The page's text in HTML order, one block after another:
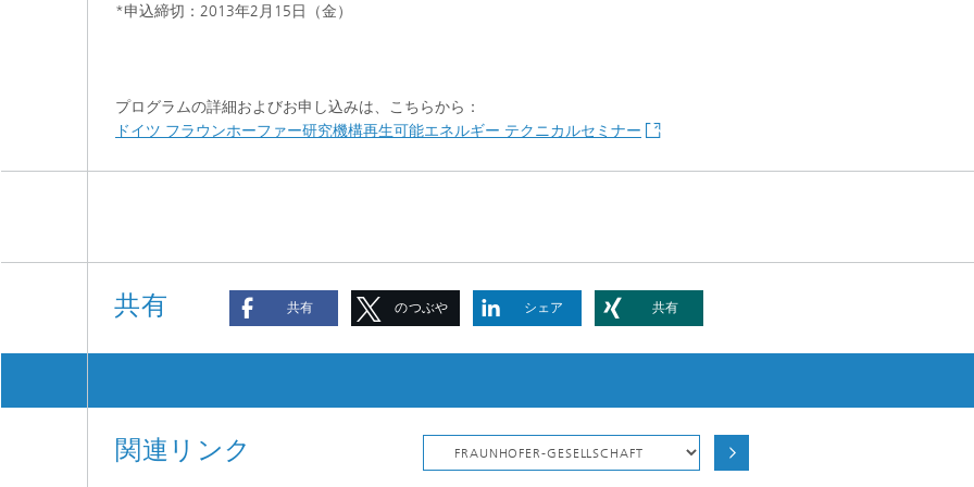
*申込締切：2013年2月15日（金）
プログラムの詳細およびお申し込みは、こちらから：
ドイツ フラウンホーファー研究機構再生可能エネルギー テクニカルセミナー
共有 共有 のつぶや シェア 共有
関連リンク